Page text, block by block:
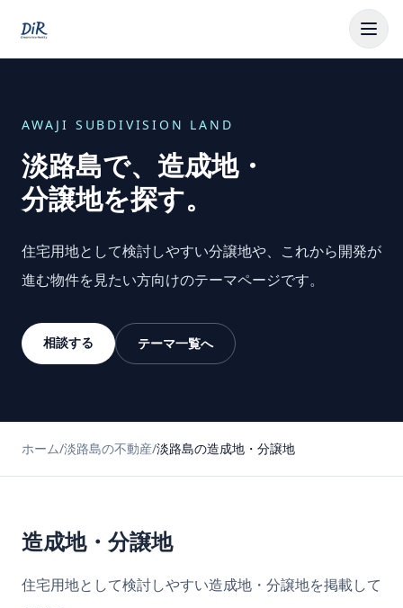
AWAJI SUBDIVISION LAND
淡路島で、 造成地・
分譲地を探す。
住宅用地として検討しやすい分譲地や、これから開発が
進む物件を見たい方向けのテーマページです。
相談する テーマ一覧へ
ホーム/淡路島の不動産/淡路島の造成地・分譲地
造成地・分譲地
住宅用地として検討しやすい造成地・分譲地を掲載して